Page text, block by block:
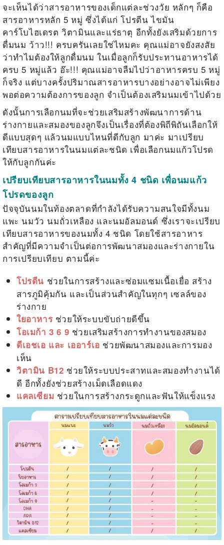
จะเห็นได้ว่าสารอาหารของเด็กแต่ละช่วงวัย หลักๆ ก็คือ
สารอาหารหลัก 5 หมู่ ซึ่งได้แก่ โปรตีน ไขมัน
คาร์โบไฮเดรต วิตามินและแร่ธาตุ อีกทั้งยังเสริมด้วยการ
ดื่มนม ว้าว!!! ครบครันเลยใช่ไหมคะ คุณแม่อาจยังสงสัย
ว่าทำไมต้องให้ลูกดื่มนม ในเมื่อลูกก็รับประทานอาหารได้
ครบ 5 หมู่แล้ว อ๊ะ!!! คุณแม่อาจลืมไปว่าอาหารครบ 5 หมู่
ก็จริง แต่บางครั้งปริมาณสารอาหารบางอย่างอาจไม่เพียง
พอต่อความต้องการของลูก จำเป็นต้องเสริมนมเข้าไปด้วย
ดังนั้นการเลือกนมที่จะช่วยเสริมสร้างพัฒนาการด้าน
ร่างกายและสมองของลูกจึงเป็นเรื่องที่ต้องพิถีพิถันเลือกให้
ดีแบบสุดๆ แล้วนมแบบไหนที่ดีกับลูก มาค่ะ มาเปรียบ
เทียบสารอาหารในนมแต่ละชนิด เพื่อเลือกนมแก้วโปรด
ให้กับลูกกันค่ะ
เปรียบเทียบสารอาหารในนมทั้ง 4 ชนิด เพื่อนมแก้ว
โปรดของลูก
ปัจจุบันนมในท้องตลาดที่กำลังได้รับความสนใจมีทั้งนม
แพะ นมวัว นมถั่วเหลือง และนมอัลมอนด์ ซึ่งเราจะเปรียบ
เทียบสารอาหารของนมทั้ง 4 ชนิด โดยใช้สารอาหาร
สำคัญที่มีความจำเป็นต่อการพัฒนาสมองและร่างกายใน
การเปรียบเทียบ ตามนี้ค่ะ
โปรตีน ช่วยในการสร้างและซ่อมแซมเนื้อเยื่อ สร้าง
สารภูมิคุ้มกัน และเป็นส่วนสำคัญในทุกๆ เซลล์ของ
ร่างกาย
ใยอาหาร ช่วยให้ระบบขับถ่ายดีขึ้น
โอเมก้า 3 6 9 ช่วยเสริมสร้างการทำงานของสมอง
ดีเอชเอ และ เออาร์เอ ช่วยพัฒนาสมองและการมอง
เห็น
วิตามิน B12 ช่วยให้ระบบประสาทและสมองทำงานได้
ดี อีกทั้งยังช่วยสร้างเม็ดเลือดแดง
แคลเซียม ช่วยในการสร้างกระดูกและฟันให้แข็งแรง